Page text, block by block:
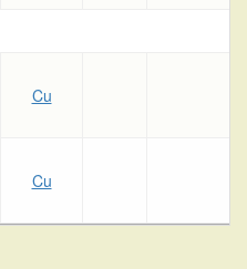
Cu
Cu